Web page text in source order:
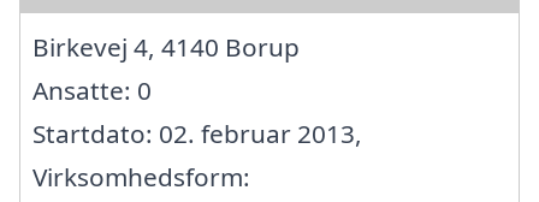
Birkevej 4, 4140 Borup
Ansatte: 0
Startdato: 02. februar 2013,
Virksomhedsform: